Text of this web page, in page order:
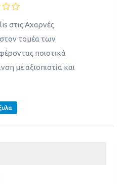
στις Αχαρνές
στον τομέα των
ποιοτικά
με αξιοπιστία και